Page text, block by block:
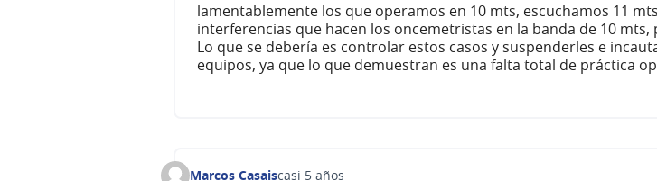
lamentablemente los que operamos en 10 mts, escuchamos 11
interferencias que hacen los oncemetristas en la banda de 10 mts,
Lo que se debería es controlar estos casos y suspenderles e
equipos, ya que lo que demuestran es una falta total de práctica
Marcos Casaiscasi 5 años